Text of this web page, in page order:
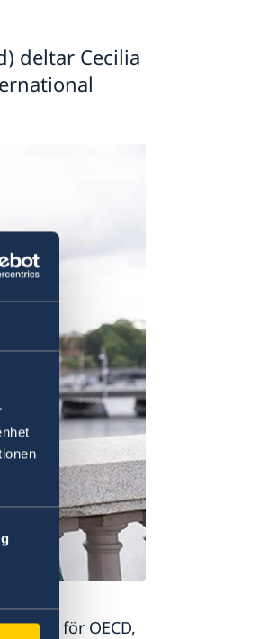
deltar Cecilia
för OECD,